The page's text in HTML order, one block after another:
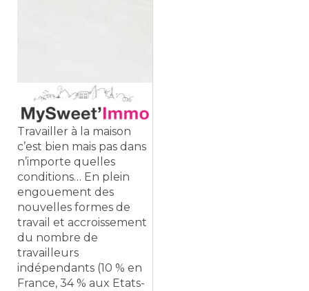
Travailler à la maison
c’est bien mais pas dans
n’importe quelles
conditions… En plein
engouement des
nouvelles formes de
travail et accroissement
du nombre de
travailleurs
indépendants (10 % en
France, 34 % aux Etats-